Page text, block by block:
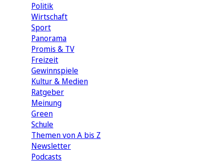
Politik
Wirtschaft
Sport
Panorama
Promis & TV
Freizeit
Gewinnspiele
Kultur & Medien
Ratgeber
Meinung
Green
Schule
Themen von A bis Z
Newsletter
Podcasts